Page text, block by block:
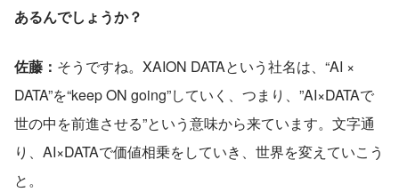
あるんでしょうか？
佐藤： そうですね。XAION DATAという社名は、“AI ×
DATA”を“keep ON going”していく、つまり、”AI×DATAで
世の中を前進させる”という意味から来ています。文字通
り、AI×DATAで価値相乗をしていき、世界を変えていこう
と。